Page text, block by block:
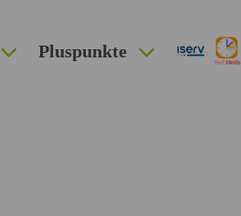
Pluspunkte